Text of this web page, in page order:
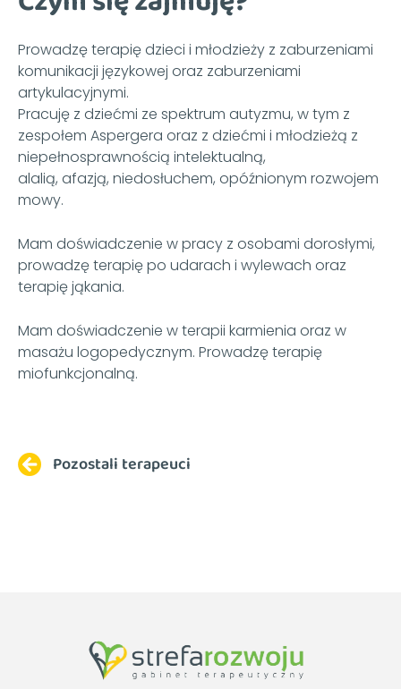
Prowadzę terapię dzieci i młodzieży z zaburzeniami
komunikacji językowej oraz zaburzeniami
artykulacyjnymi.
Pracuję z dziećmi ze spektrum autyzmu, w tym z
zespołem Aspergera oraz z dziećmi i młodzieżą z
niepełnosprawnością intelektualną,
alalią, afazją, niedosłuchem, opóźnionym rozwojem
mowy.
Mam doświadczenie w pracy z osobami dorosłymi,
prowadzę terapię po udarach i wylewach oraz
terapię jąkania.
Mam doświadczenie w terapii karmienia oraz w
masażu logopedycznym. Prowadzę terapię
miofunkcjonalną.
Pozostali terapeuci